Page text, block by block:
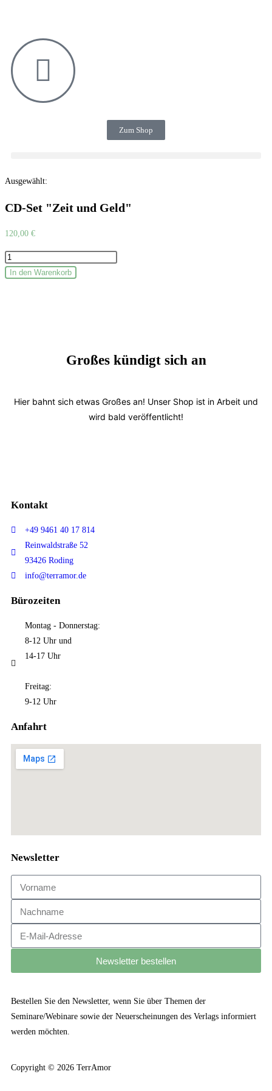
Zum Shop
Ausgewählt:
CD-Set "Zeit und Geld"
120,00 €
In den Warenkorb
Großes kündigt sich an
Hier bahnt sich etwas Großes an! Unser Shop ist in Arbeit und
wird bald veröffentlicht!
Kontakt
+49 9461 40 17 814
Reinwaldstraße 52
93426 Roding
info@terramor.de
Bürozeiten
Montag - Donnerstag:
8-12 Uhr und
14-17 Uhr
Freitag:
9-12 Uhr
Anfahrt
Newsletter
Newsletter bestellen
Bestellen Sie den Newsletter, wenn Sie über Themen der
Seminare/Webinare sowie der Neuerscheinungen des Verlags informiert
werden möchten.
Copyright © 2026 TerrAmor